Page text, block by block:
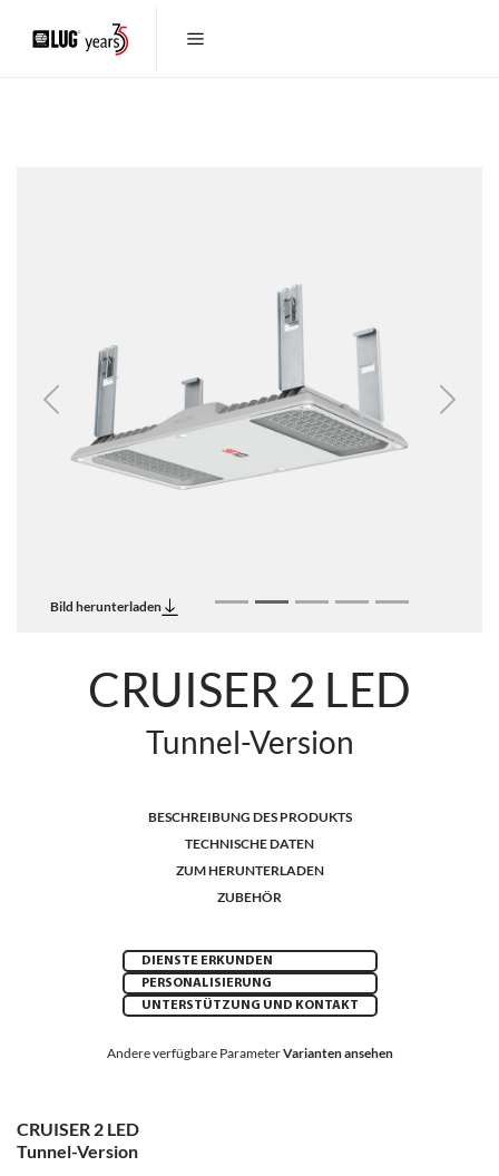
Previous Next
Bild herunterladen
CRUISER 2 LED
Tunnel-Version
BESCHREIBUNG DES PRODUKTS
TECHNISCHE DATEN
ZUM HERUNTERLADEN
ZUBEHÖR
DIENSTE ERKUNDEN
PERSONALISIERUNG
UNTERSTÜTZUNG UND KONTAKT
Andere verfügbare ParameterVarianten ansehen
CRUISER 2 LED
Tunnel-Version